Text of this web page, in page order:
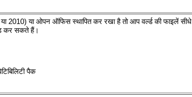
2010) या ओपन ऑफिस स्‍थापित कर रखा है तो आप वर्ल्‍ड की फाइलें सीधे
कर सकते हैं।
पैक